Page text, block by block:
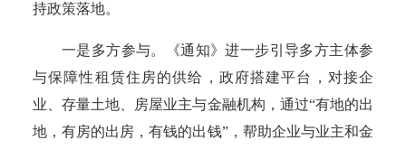
持政策落地。
一是多方参与。《通知》进一步引导多方主体参
与保障性租赁住房的供给，政府搭建平台，对接企
业、存量土地、房屋业主与金融机构，通过“有地的出
地，有房的出房，有钱的出钱”， 帮助企业与业主和金